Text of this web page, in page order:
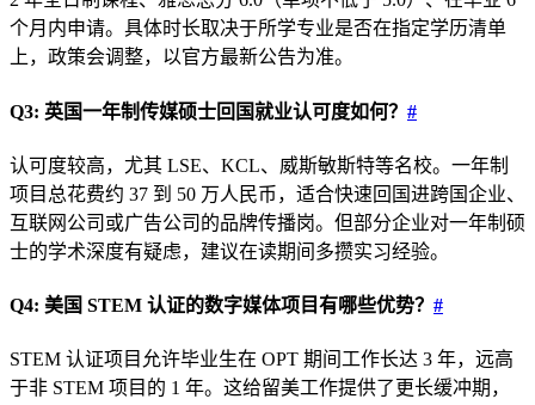
个月内申请。具体时长取决于所学专业是否在指定学历清单
上，政策会调整，以官方最新公告为准。
Q3: 英国一年制传媒硕士回国就业认可度如何？ #
认可度较高，尤其 LSE、KCL、威斯敏斯特等名校。一年制
项目总花费约 37 到 50 万人民币，适合快速回国进跨国企业、
互联网公司或广告公司的品牌传播岗。但部分企业对一年制硕
士的学术深度有疑虑，建议在读期间多攒实习经验。
Q4: 美国 STEM 认证的数字媒体项目有哪些优势？ #
STEM 认证项目允许毕业生在 OPT 期间工作长达 3 年，远高
于非 STEM 项目的 1 年。这给留美工作提供了更长缓冲期，